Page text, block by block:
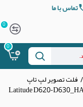
تماس با ما
0
0
فلت تصویر لپ تاپ